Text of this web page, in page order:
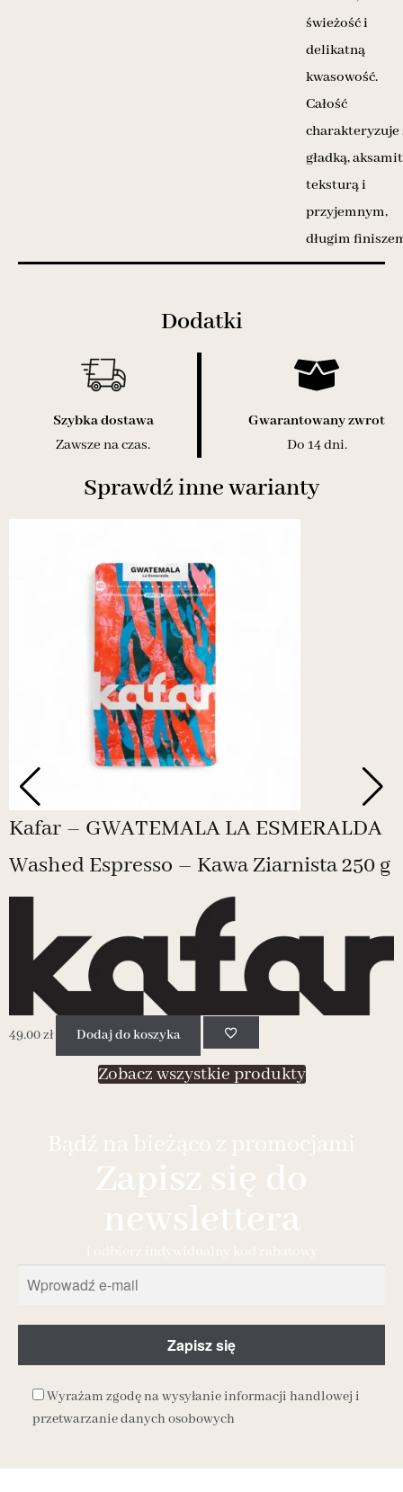
świeżość i
delikatną
kwasowość.
Całość
charakteryzuje
gładką,
teksturą i
przyjemnym,
długim
Dodatki
Szybka dostawa
Zawsze na czas.
Gwarantowany zwrot
Do 14 dni.
Sprawdź inne warianty
Kafar – GWATEMALA LA ESMERALDA
Washed Espresso – Kawa Ziarnista 250 g
49.00zł Dodaj do koszyka
Zobacz wszystkie produkty
Bądź na bieżąco z promocjami
Zapisz się do
newslettera
i odbierz indywidualny kod rabatowy
Wyrażam zgodę na wysyłanie informacji handlowej i
przetwarzanie danych osobowych